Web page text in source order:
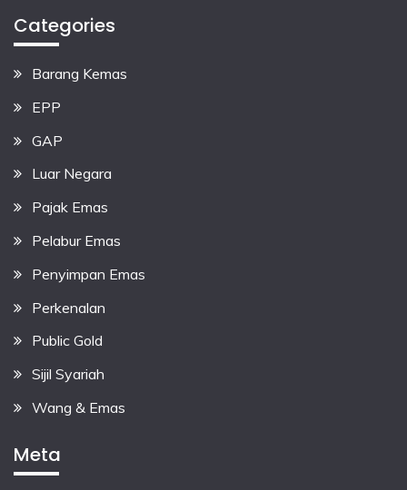
Categories
Barang Kemas
EPP
GAP
Luar Negara
Pajak Emas
Pelabur Emas
Penyimpan Emas
Perkenalan
Public Gold
Sijil Syariah
Wang & Emas
Meta